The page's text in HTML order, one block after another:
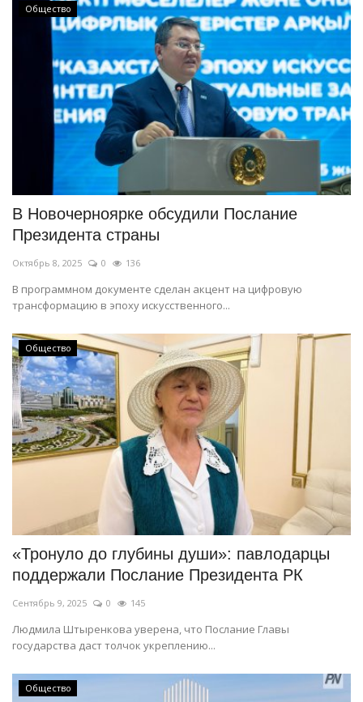
Общество
В Новочерноярке обсудили Послание
Президента страны
Октябрь 8, 2025 0 136
В программном документе сделан акцент на цифровую
трансформацию в эпоху искусственного...
Общество
«Тронуло до глубины души»: павлодарцы
поддержали Послание Президента РК
Сентябрь 9, 2025 0 145
Людмила Штыренкова уверена, что Послание Главы
государства даст толчок укреплению...
Общество